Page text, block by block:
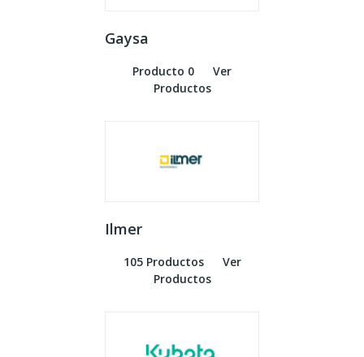
Gaysa
Producto 0
Ver
Productos
Ilmer
105 Productos
Ver
Productos